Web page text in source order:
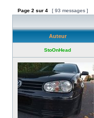
Page 2 sur 4 [ 93 messages ]
Auteur
StoOnHead